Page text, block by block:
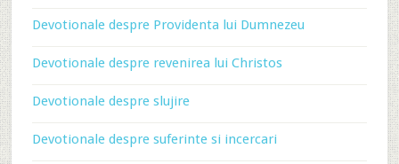
Devotionale despre Providenta lui Dumnezeu
Devotionale despre revenirea lui Christos
Devotionale despre slujire
Devotionale despre suferinte si incercari